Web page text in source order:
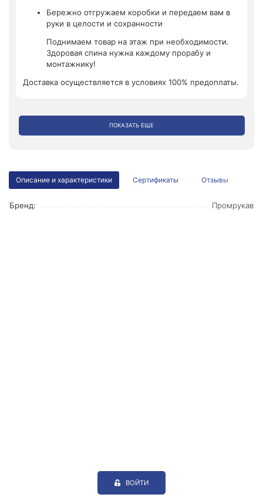
Бережно отгружаем коробки и передаем вам в
руки в целости и сохранности
Поднимаем товар на этаж при необходимости.
Здоровая спина нужна каждому прорабу и
монтажнику!
Доставка осуществляется в условиях 100% предоплаты.
ПОКАЗАТЬ ЕЩЕ
Описание и характеристики Сертификаты Отзывы
Бренд: Промрукав
ВОЙТИ